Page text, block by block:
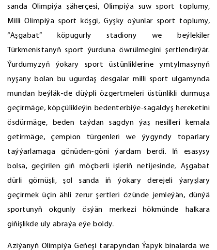
sanda Olimpiýa şäherçesi, Olimpiýa suw sport toplumy,
Milli Olimpiýa sport köşgi, Gyşky oýunlar sport toplumy,
“Aşgabat” köpugurly stadiony we beýlekiler
Türkmenistanyň sport ýurduna öwrülmegini şertlendirýär.
Ýurdumyzyň ýokary sport üstünliklerine ymtylmasynyň
nyşany bolan bu ugurdaş desgalar milli sport ulgamynda
mundan beýläk-de düýpli özgertmeleri üstünlikli durmuşa
geçirmäge, köpçülikleýin bedenterbiýe-sagaldyş hereketini
ösdürmäge, beden taýdan sagdyn ýaş nesilleri kemala
getirmäge, çempion türgenleri we ýygyndy toparlary
taýýarlamaga gönüden-göni ýardam berdi. Iň esasysy
bolsa, geçirilen giň möçberli işleriň netijesinde, Aşgabat
dürli görnüşli, şol sanda iň ýokary derejeli ýaryşlary
geçirmek üçin ähli zerur şertleri özünde jemleýän, dünýä
sportunyň okgunly ösýän merkezi hökmünde halkara
giňişlikde uly abraýa eýe boldy.
Aziýanyň Olimpiýa Geňeşi tarapyndan Ýapyk binalarda we